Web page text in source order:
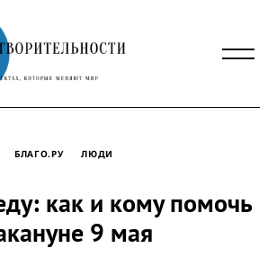
БЛАГО.РУ ЛЮДИ
как и кому помочь
9 мая